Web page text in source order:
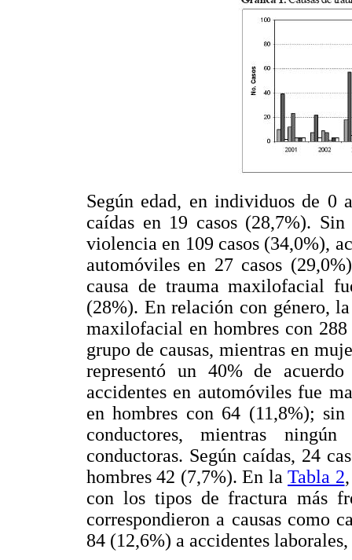
Según edad, en individuos de 0
caídas en 19 casos (28,7%).
violencia en 109 casos (34,0%),
automóviles en 27 casos
causa de trauma maxilofacial
(28%). En relación con género,
maxilofacial en hombres con
grupo de causas, mientras en
representó un 40% de
accidentes en automóviles fue
en hombres con 64 (11,8%);
conductores, mientras
conductoras. Según caídas, 24
hombres 42 (7,7%). En laTabla 2
con los tipos de fractura más
correspondieron a causas como
84 (12,6%) a accidentes